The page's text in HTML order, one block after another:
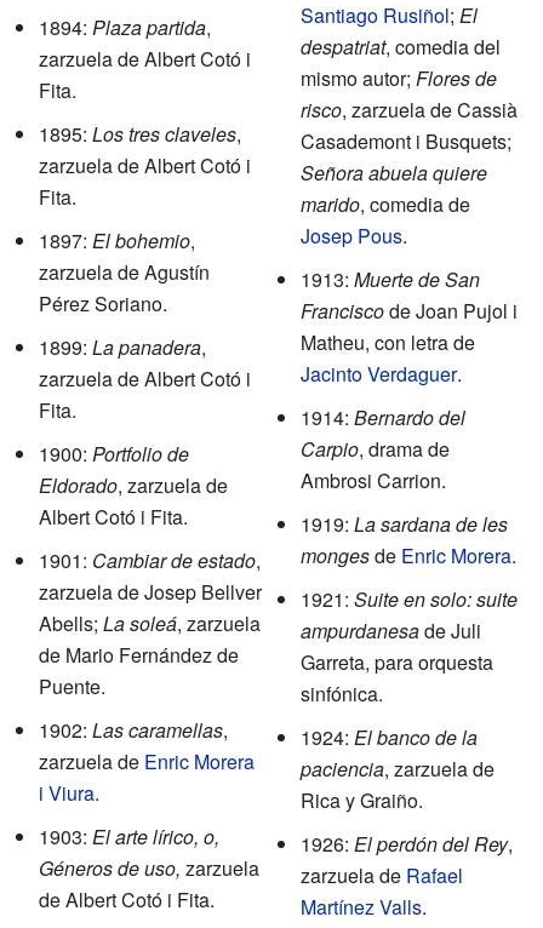
1894: Plaza partida,
zarzuela de Albert Cotó i
Fita.
1895: Los tres claveles,
zarzuela de Albert Cotó i
Fita.
1897: El bohemio,
zarzuela de Agustín
Pérez Soriano.
1899: La panadera,
zarzuela de Albert Cotó i
Fita.
1900: Portfolio de
Eldorado, zarzuela de
Albert Cotó i Fita.
1901: Cambiar de estado,
zarzuela de Josep Bellver
Abells; La soleá, zarzuela
de Mario Fernández de
Puente.
1902: Las caramellas,
zarzuela de Enric Morera
i Viura.
1903: El arte lírico, o,
Géneros de uso, zarzuela
de Albert Cotó i Fita.
Santiago Rusiñol; El
despatriat, comedia del
mismo autor; Flores de
risco, zarzuela de Cassià
Casademont i Busquets;
Señora abuela quiere
marido, comedia de
Josep Pous.
1913: Muerte de San
Franciscode Joan Pujol i
Matheu, con letra de
Jacinto Verdaguer.
1914: Bernardo del
Carpio, drama de
Ambrosi Carrion.
1919: La sardana de les
mongesde Enric Morera.
1921: Suite en solo: suite
ampurdanesade Juli
Garreta, para orquesta
sinfónica.
1924: El banco de la
paciencia, zarzuela de
Rica y Graiño.
1926: El perdón del Rey,
zarzuela de Rafael
Martínez Valls.